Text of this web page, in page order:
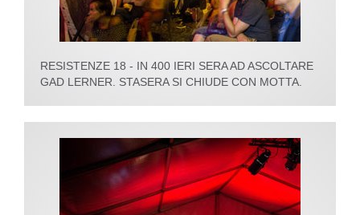
RESISTENZE 18 - IN 400 IERI SERA AD ASCOLTARE
GAD LERNER. STASERA SI CHIUDE CON MOTTA.